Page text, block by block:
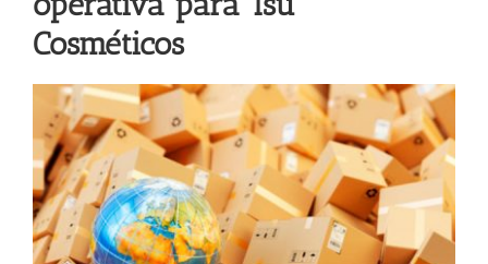
Cosméticos
View
Larger
Image